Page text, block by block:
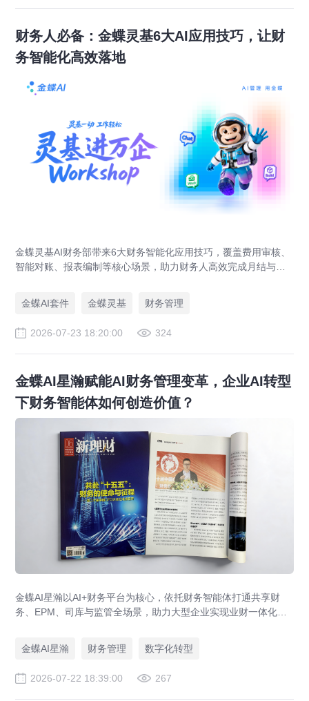
财务人必备：金蝶灵基6大AI应用技巧，让财
务智能化高效落地
金蝶灵基AI财务部带来6大财务智能化应用技巧，覆盖费用审核、
智能对账、报表编制等核心场景，助力财务人高效完成月结与业
金蝶AI套件
金蝶灵基 财务管理
2026-07-23 18:20:00 324
金蝶AI星瀚赋能AI财务管理变革，企业AI转型
下财务智能体如何创造价值？
金蝶AI星瀚以AI+财务平台为核心，依托财务智能体打通共享财
务、EPM、司库与监管全场景，助力大型企业实现业财一体化与
金蝶AI星瀚 财务管理 数字化转型
2026-07-22 18:39:00 267